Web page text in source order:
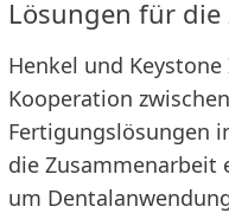
Lösungen für
Henkel und
Kooperation
Fertigungslösungen
die Zusammenarbeit
um